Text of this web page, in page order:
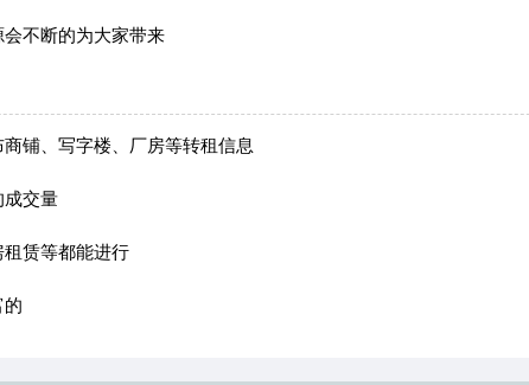
不断的为大家带来
铺、写字楼、厂房等转租信息
交量
赁等都能进行